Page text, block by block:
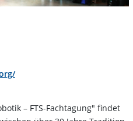
– FTS-Fachtagung" findet